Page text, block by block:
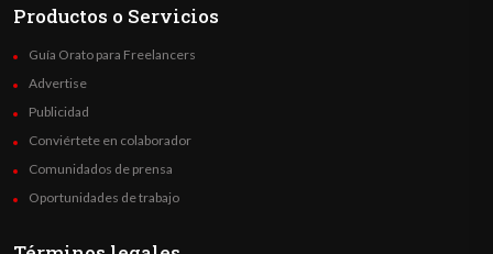
Productos o Servicios
Guía Orato para Freelancers
Advertise
Publicidad
Conviértete en colaborador
Comunidados de prensa
Oportunidades de trabajo